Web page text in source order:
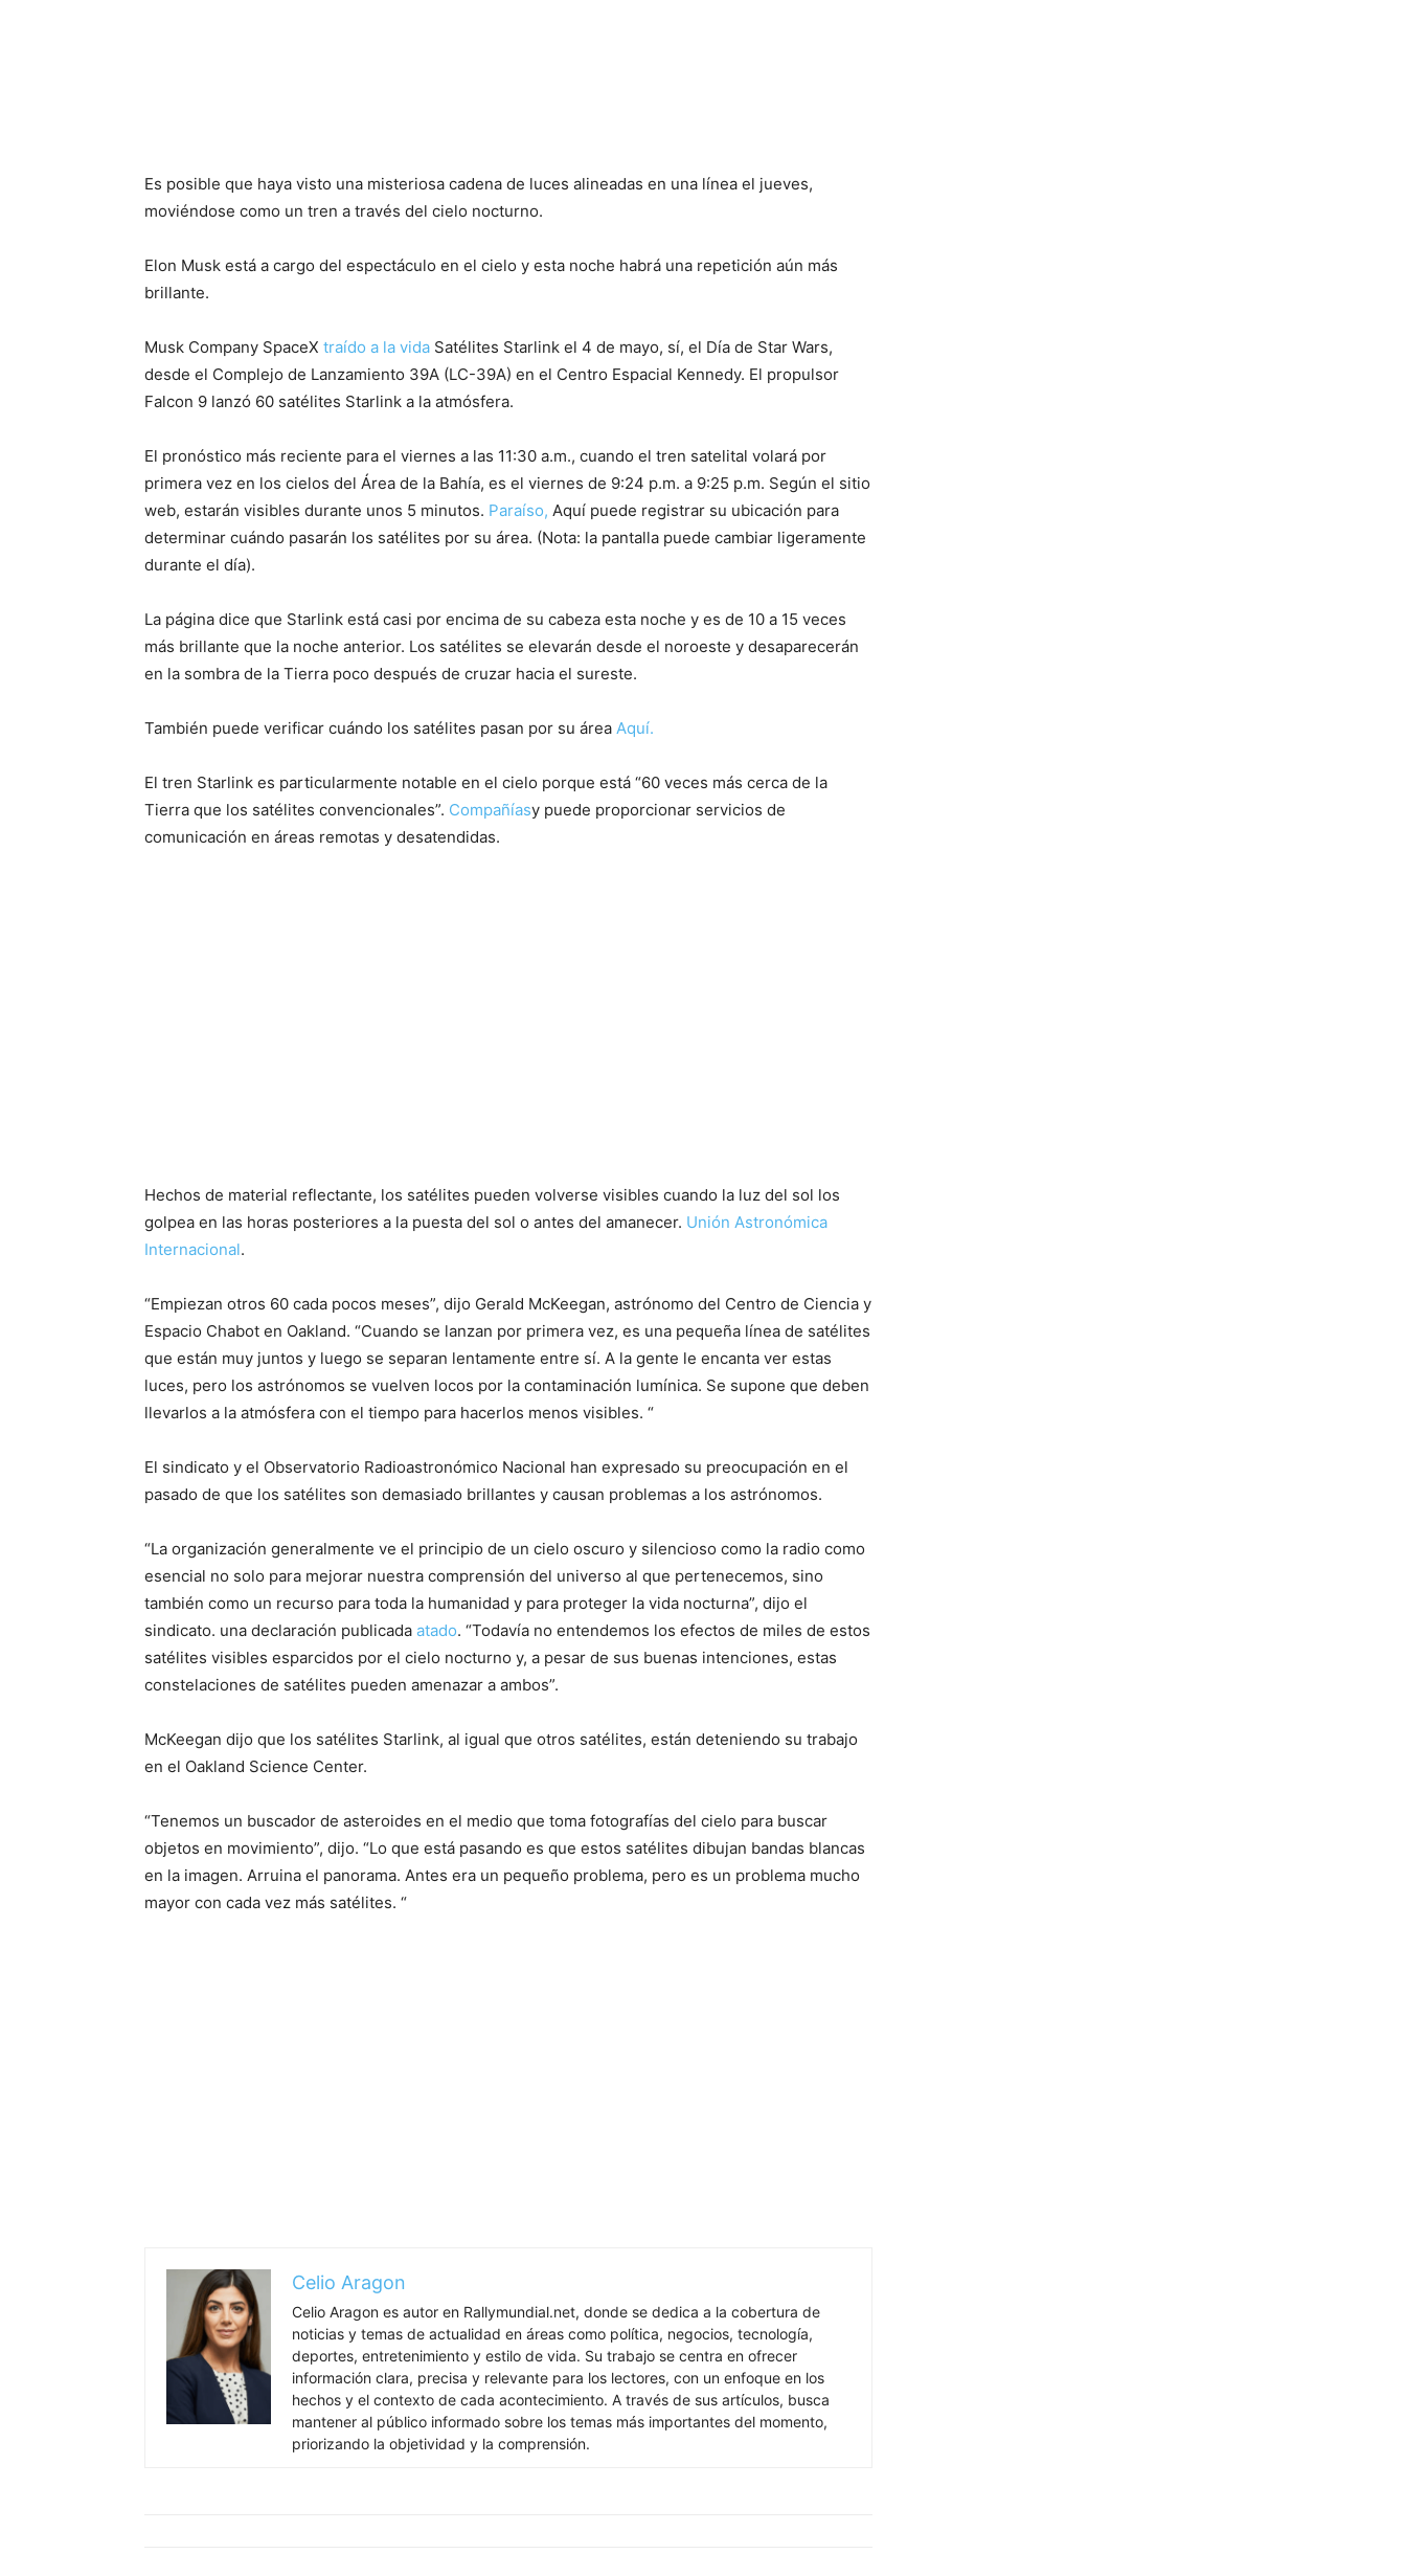
Es posible que haya visto una misteriosa cadena de luces alineadas en una línea el jueves,
moviéndose como un tren a través del cielo nocturno.
Elon Musk está a cargo del espectáculo en el cielo y esta noche habrá una repetición aún más
brillante.
Musk Company SpaceX traído a la vida Satélites Starlink el 4 de mayo, sí, el Día de Star Wars,
desde el Complejo de Lanzamiento 39A (LC-39A) en el Centro Espacial Kennedy. El propulsor
Falcon 9 lanzó 60 satélites Starlink a la atmósfera.
El pronóstico más reciente para el viernes a las 11:30 a.m., cuando el tren satelital volará por
primera vez en los cielos del Área de la Bahía, es el viernes de 9:24 p.m. a 9:25 p.m. Según el sitio
web, estarán visibles durante unos 5 minutos. Paraíso, Aquí puede registrar su ubicación para
determinar cuándo pasarán los satélites por su área. (Nota: la pantalla puede cambiar ligeramente
durante el día).
La página dice que Starlink está casi por encima de su cabeza esta noche y es de 10 a 15 veces
más brillante que la noche anterior. Los satélites se elevarán desde el noroeste y desaparecerán
en la sombra de la Tierra poco después de cruzar hacia el sureste.
También puede verificar cuándo los satélites pasan por su área Aquí.
El tren Starlink es particularmente notable en el cielo porque está “60 veces más cerca de la
Tierra que los satélites convencionales”. Compañíasy puede proporcionar servicios de
comunicación en áreas remotas y desatendidas.
Hechos de material reflectante, los satélites pueden volverse visibles cuando la luz del sol los
golpea en las horas posteriores a la puesta del sol o antes del amanecer. Unión Astronómica
Internacional.
“Empiezan otros 60 cada pocos meses”, dijo Gerald McKeegan, astrónomo del Centro de Ciencia y
Espacio Chabot en Oakland. “Cuando se lanzan por primera vez, es una pequeña línea de satélites
que están muy juntos y luego se separan lentamente entre sí. A la gente le encanta ver estas
luces, pero los astrónomos se vuelven locos por la contaminación lumínica. Se supone que deben
llevarlos a la atmósfera con el tiempo para hacerlos menos visibles. “
El sindicato y el Observatorio Radioastronómico Nacional han expresado su preocupación en el
pasado de que los satélites son demasiado brillantes y causan problemas a los astrónomos.
“La organización generalmente ve el principio de un cielo oscuro y silencioso como la radio como
esencial no solo para mejorar nuestra comprensión del universo al que pertenecemos, sino
también como un recurso para toda la humanidad y para proteger la vida nocturna”, dijo el
sindicato. una declaración publicada atado. “Todavía no entendemos los efectos de miles de estos
satélites visibles esparcidos por el cielo nocturno y, a pesar de sus buenas intenciones, estas
constelaciones de satélites pueden amenazar a ambos”.
McKeegan dijo que los satélites Starlink, al igual que otros satélites, están deteniendo su trabajo
en el Oakland Science Center.
“Tenemos un buscador de asteroides en el medio que toma fotografías del cielo para buscar
objetos en movimiento”, dijo. “Lo que está pasando es que estos satélites dibujan bandas blancas
en la imagen. Arruina el panorama. Antes era un pequeño problema, pero es un problema mucho
mayor con cada vez más satélites. “
Celio Aragon
Celio Aragon es autor en Rallymundial.net, donde se dedica a la cobertura de
noticias y temas de actualidad en áreas como política, negocios, tecnología,
deportes, entretenimiento y estilo de vida. Su trabajo se centra en ofrecer
información clara, precisa y relevante para los lectores, con un enfoque en los
hechos y el contexto de cada acontecimiento. A través de sus artículos, busca
mantener al público informado sobre los temas más importantes del momento,
priorizando la objetividad y la comprensión.